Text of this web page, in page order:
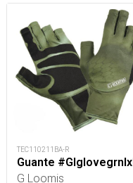
TEC110211BA-R
Guante #Glglovegrnlxl
G Loomis